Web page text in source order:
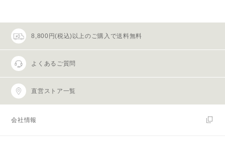
8,800円(税込)以上のご購入で送料無料
よくあるご質問
直営ストア一覧
会社情報